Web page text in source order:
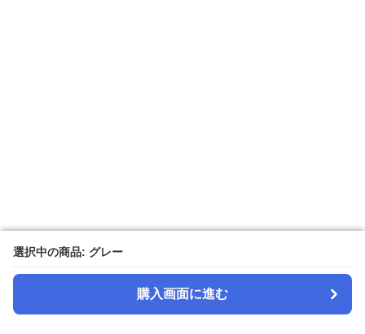
選択中の商品: グレー
購入画面に進む
選択中の商品: グレー
購入画面に進む